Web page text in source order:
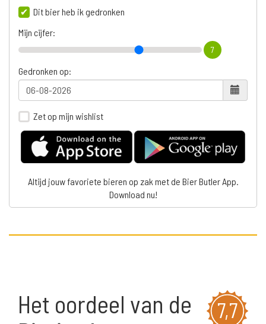
Dit bier heb ik gedronken
Mijn cijfer:
7
Gedronken op:
Zet op mijn wishlist
Altijd jouw favoriete bieren op zak met de Bier Butler App.
Download nu!
7,7
Het oordeel van de